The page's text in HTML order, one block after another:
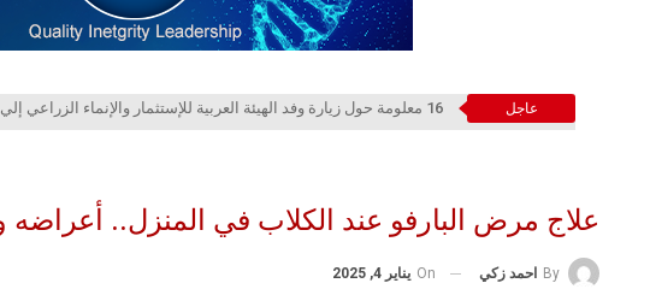
عاجل 16 معلومة حول زيارة وفد الهيئة العربية للإستثمار والإنماء الزراعي إلي السعودية
علاج مرض البارفو عند الكلاب في المنزل.. أعراضه
By احمد زكي On يناير 4, 2025